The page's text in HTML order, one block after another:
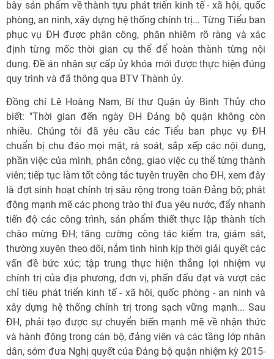
bày sản phẩm về thành tựu phát triển kinh tế - xã hội, quốc
phòng, an ninh, xây dựng hệ thống chính trị... Từng Tiểu ban
phục vụ ĐH được phân công, phân nhiệm rõ ràng và xác
định từng mốc thời gian cụ thể để hoàn thành từng nội
dung. Đề án nhân sự cấp ủy khóa mới được thực hiện đúng
quy trình và đã thông qua BTV Thành ủy.
Đồng chí Lê Hoàng Nam, Bí thư Quận ủy Bình Thủy cho
biết: "Thời gian đến ngày ĐH Đảng bộ quận không còn
nhiều. Chúng tôi đã yêu cầu các Tiểu ban phục vụ ĐH
chuẩn bị chu đáo mọi mặt, rà soát, sắp xếp các nội dung,
phần việc của mình, phân công, giao việc cụ thể từng thành
viên; tiếp tục làm tốt công tác tuyên truyền cho ĐH, xem đây
là đợt sinh hoạt chính trị sâu rộng trong toàn Đảng bộ; phát
động mạnh mẽ các phong trào thi đua yêu nước, đẩy nhanh
tiến độ các công trình, sản phẩm thiết thực lập thành tích
chào mừng ĐH; tăng cường công tác kiểm tra, giám sát,
thường xuyên theo dõi, nắm tình hình kịp thời giải quyết các
vấn đề bức xúc; tập trung thực hiện thắng lợi nhiệm vụ
chính trị của địa phương, đơn vị, phấn đấu đạt và vượt các
chỉ tiêu phát triển kinh tế - xã hội, quốc phòng - an ninh và
xây dựng hệ thống chính trị trong sạch vững mạnh... Sau
ĐH, phải tạo được sự chuyển biến mạnh mẽ về nhận thức
và hành động trong cán bộ, đảng viên và các tầng lớp nhân
dân, sớm đưa Nghị quyết của Đảng bộ quận nhiệm kỳ 2015-